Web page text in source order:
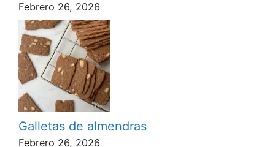
Febrero 26, 2026
Galletas de almendras
Febrero 26, 2026